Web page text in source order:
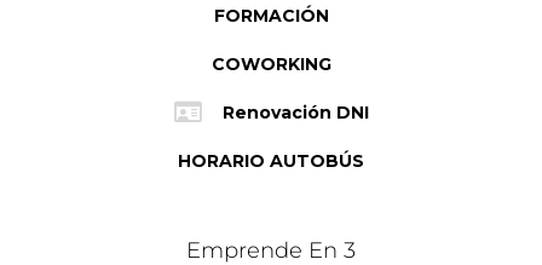
FORMACIÓN
COWORKING
Renovación DNI
HORARIO AUTOBÚS
Emprende En 3